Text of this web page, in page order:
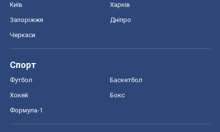
Київ Харків
Запоріжжя Дніпро
Черкаси
Спорт
Футбол Баскетбол
Хокей Бокс
Формула-1